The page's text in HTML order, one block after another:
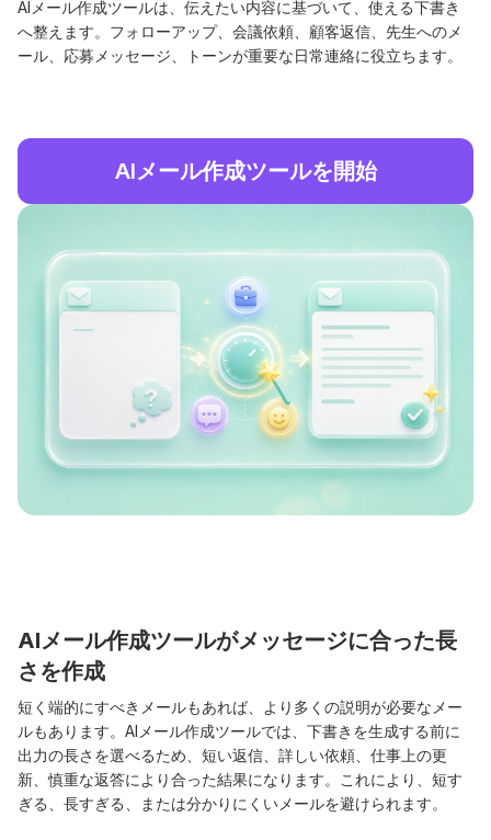
AIメール作成ツールは、伝えたい内容に基づいて、使える下書き
へ整えます。フォローアップ、会議依頼、顧客返信、先生へのメ
ール、応募メッセージ、トーンが重要な日常連絡に役立ちます。
AIメール作成ツールを開始
AIメール作成ツールがメッセージに合った長
さを作成
短く端的にすべきメールもあれば、より多くの説明が必要なメー
ルもあります。AIメール作成ツールでは、下書きを生成する前に
出力の長さを選べるため、短い返信、詳しい依頼、仕事上の更
新、慎重な返答により合った結果になります。これにより、短す
ぎる、長すぎる、または分かりにくいメールを避けられます。